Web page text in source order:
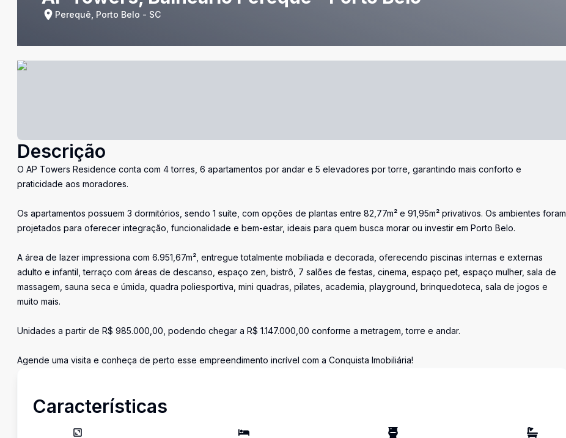
Perequê, Porto Belo - SC
Descrição
O AP Towers Residence conta com 4 torres, 6 apartamentos por andar e 5 elevadores por torre, garantindo mais conforto e
praticidade aos moradores.
Os apartamentos possuem 3 dormitórios, sendo 1 suíte, com opções de plantas entre 82,77m² e 91,95m² privativos. Os ambientes foram
projetados para oferecer integração, funcionalidade e bem-estar, ideais para quem busca morar ou investir em Porto Belo.
A área de lazer impressiona com 6.951,67m², entregue totalmente mobiliada e decorada, oferecendo piscinas internas e externas
adulto e infantil, terraço com áreas de descanso, espaço zen, bistrô, 7 salões de festas, cinema, espaço pet, espaço mulher, sala de
massagem, sauna seca e úmida, quadra poliesportiva, mini quadras, pilates, academia, playground, brinquedoteca, sala de jogos e
muito mais.
Unidades a partir de R$ 985.000,00, podendo chegar a R$ 1.147.000,00 conforme a metragem, torre e andar.
Agende uma visita e conheça de perto esse empreendimento incrível com a Conquista Imobiliária!
Características